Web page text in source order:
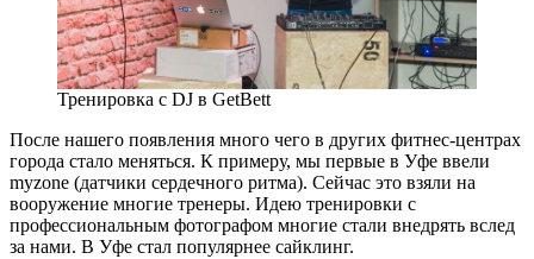
Тренировка с DJ в GetBett
После нашего появления много чего в других фитнес-центрах
города стало меняться. К примеру, мы первые в Уфе ввели
myzone (датчики сердечного ритма). Сейчас это взяли на
вооружение многие тренеры. Идею тренировки с
профессиональным фотографом многие стали внедрять вслед
за нами. В Уфе стал популярнее сайклинг.